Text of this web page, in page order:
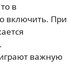
в
включить. При
.
важную